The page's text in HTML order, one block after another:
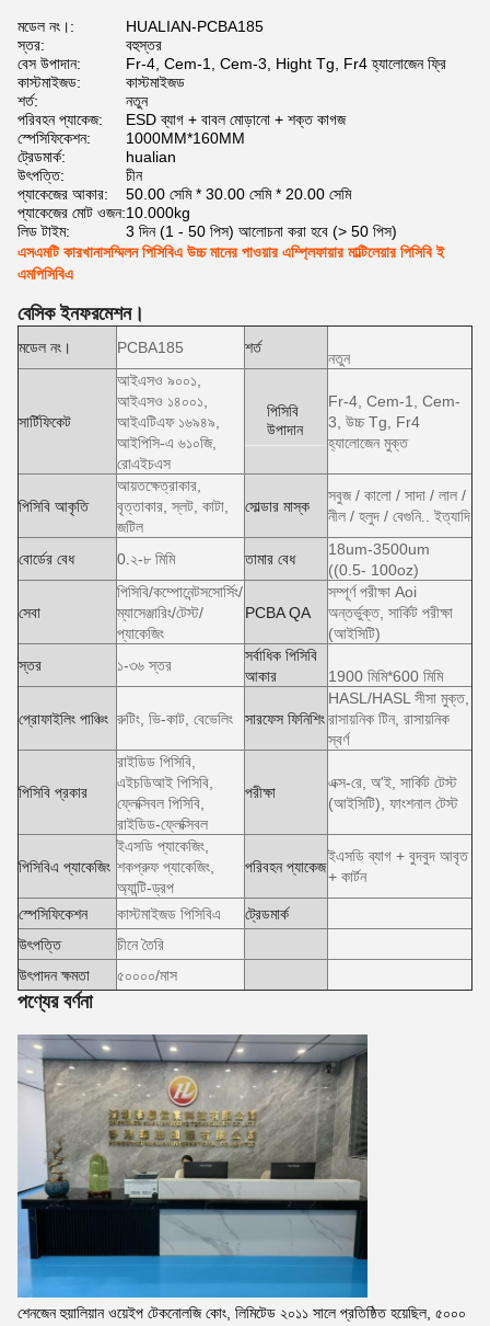
মডেল নং।:
HUALIAN-PCBA185
স্তর:
বহুস্তর
বেস উপাদান:
Fr-4, Cem-1, Cem-3, Hight Tg, Fr4 হ্যালোজেন ফ্রি
কাস্টমাইজড:
কাস্টমাইজড
শর্ত:
নতুন
পরিবহন প্যাকেজ:
ESD ব্যাগ + বাবল মোড়ানো + শক্ত কাগজ
স্পেসিফিকেশন:
1000MM*160MM
ট্রেডমার্ক:
hualian
উৎপত্তি:
চীন
প্যাকেজের আকার:
50.00 সেমি * 30.00 সেমি * 20.00 সেমি
প্যাকেজের মোট ওজন:10.000kg
লিড টাইম:
3 দিন (1 - 50 পিস) আলোচনা করা হবে (> 50 পিস)
এসএমটি কারখানাসম্মিলন পিসিবিএ উচ্চ মানের পাওয়ার এম্প্লিফায়ার মাল্টিলেয়ার পিসিবি ই
এমপিসিবিএ
বেসিক ইনফরমেশন।
মডেল নং। PCBA185 শর্ত
নতুন
সার্টিফিকেট
আইএসও ৯০০১,
আইএসও ১৪০০১,
আইএটিএফ ১৬৯৪৯,
আইপিসি-এ ৬১০জি,
রোএইচএস
পিসিবি
উপাদান
Fr-4, Cem-1, Cem-
3, উচ্চ Tg, Fr4
হ্যালোজেন মুক্ত
পিসিবি আকৃতি
আয়তক্ষেত্রাকার,
বৃত্তাকার, স্লট, কাটা,
জটিল
সোল্ডার মাস্ক
সবুজ / কালো / সাদা / লাল /
নীল / হলুদ / বেগুনি.. ইত্যাদি
বোর্ডের বেধ 0.২-৮ মিমি তামার বেধ
18um-3500um
((0.5- 100oz)
সেবা
পিসিবি/কম্পোনেন্টসসোর্সিং/
ম্যাসেঞ্জারিং/টেস্ট/
প্যাকেজিং
PCBA QA
সম্পূর্ণ পরীক্ষা Aoi
অন্তর্ভুক্ত, সার্কিট পরীক্ষা
(আইসিটি)
স্তর
১-৩৬ স্তর
সর্বাধিক পিসিবি
আকার
1900 মিমি*600 মিমি
প্রোফাইলিং পাঞ্চিং রুটিং, ভি-কাট, বেভেলিং সারফেস ফিনিশিং
HASL/HASL সীসা মুক্ত,
রাসায়নিক টিন, রাসায়নিক
স্বর্ণ
পিসিবি প্রকার
রাইডিড পিসিবি,
এইচডিআই পিসিবি,
ফ্লেক্সিবল পিসিবি,
রাইডিড-ফ্লেক্সিবল
পরীক্ষা
এক্স-রে, অ'ই, সার্কিট টেস্ট
(আইসিটি), ফাংশনাল টেস্ট
পিসিবিএ প্যাকেজিং
ইএসডি প্যাকেজিং,
শকপ্রুফ প্যাকেজিং,
অ্যান্টি-ড্রপ
পরিবহন প্যাকেজ
ইএসডি ব্যাগ + বুদবুদ আবৃত
+ কার্টন
স্পেসিফিকেশন কাস্টমাইজড পিসিবিএ
ট্রেডমার্ক
উৎপত্তি
চীনে তৈরি
উৎপাদন ক্ষমতা
৫০০০০/মাস
পণ্যের বর্ণনা
শেনজেন হুয়ালিয়ান ওয়েইপ টেকনোলজি কোং, লিমিটেড ২০১১ সালে প্রতিষ্ঠিত হয়েছিল, ৫০০০